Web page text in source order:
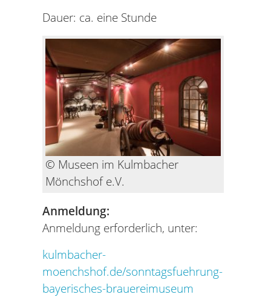
Dauer: ca. eine Stunde
© Museen im Kulmbacher
Mönchshof e.V.
Anmeldung:
Anmeldung erforderlich, unter:
kulmbacher-
moenchshof.de/sonntagsfuehrung-
bayerisches-brauereimuseum